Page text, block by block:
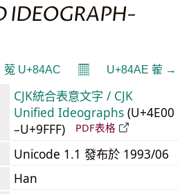
IDEOGRAPH-
蒬 U+84AC 𝄜 U+84AE 蒮 →
CJK統合表意文字 / CJK
Unified Ideographs (U+4E00
–U+9FFF)
PDF表格
Unicode 1.1 發布於 1993/06
Han